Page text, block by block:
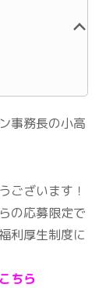
事務長の小高
ございます！
の応募限定で
利厚生制度に
ちら